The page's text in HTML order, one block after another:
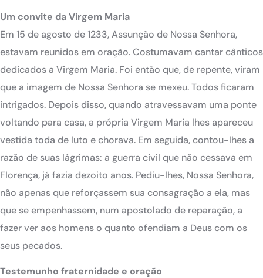
Um convite da Virgem Maria
Em 15 de agosto de 1233, Assunção de Nossa Senhora,
estavam reunidos em oração. Costumavam cantar cânticos
dedicados a Virgem Maria. Foi então que, de repente, viram
que a imagem de Nossa Senhora se mexeu. Todos ficaram
intrigados. Depois disso, quando atravessavam uma ponte
voltando para casa, a própria Virgem Maria lhes apareceu
vestida toda de luto e chorava. Em seguida, contou-lhes a
razão de suas lágrimas: a guerra civil que não cessava em
Florença, já fazia dezoito anos. Pediu-lhes, Nossa Senhora,
não apenas que reforçassem sua consagração a ela, mas
que se empenhassem, num apostolado de reparação, a
fazer ver aos homens o quanto ofendiam a Deus com os
seus pecados.
Testemunho fraternidade e oração